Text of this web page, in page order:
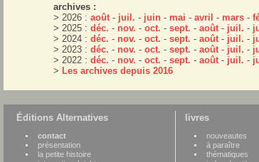
archives :
> 2026 : août - juil. - juin - mai - avril - mars -
> 2025 : déc. - nov. - oct. - sept. - août - juil. -
> 2024 : déc. - nov. - oct. - sept. - août - juil. -
> 2023 : déc. - nov. - oct. - sept. - août - juil. -
> 2022 : déc. - nov. - oct. - sept. - août - juil. -
> Les archives depuis 2016
Éditions Alternatives
contact
présentation
la petite histoire
livres
nouveautes
à paraître
thématiques